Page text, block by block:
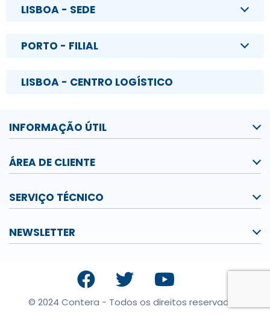
LISBOA - SEDE
PORTO - FILIAL
LISBOA - CENTRO LOGÍSTICO
INFORMAÇÃO ÚTIL
ÁREA DE CLIENTE
SERVIÇO TÉCNICO
NEWSLETTER
© 2024 Contera - Todos os direitos reservados.